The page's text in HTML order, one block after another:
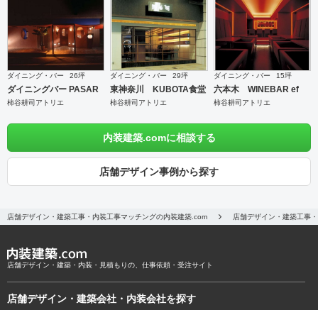
ダイニング・バー 26坪
ダイニングバー PASAR
柿谷耕司アトリエ
ダイニング・バー 29坪
東神奈川 KUBOTA食堂
柿谷耕司アトリエ
ダイニング・バー 15坪
六本木 WINEBAR ef
柿谷耕司アトリエ
内装建築.comに相談する
店舗デザイン事例から探す
店舗デザイン・建築工事・内装工事マッチングの内装建築.com 店舗デザイン・建築工事
店舗デザイン・建築・内装・見積もりの、仕事依頼・受注サイト
店舗デザイン・建築会社・内装会社を探す